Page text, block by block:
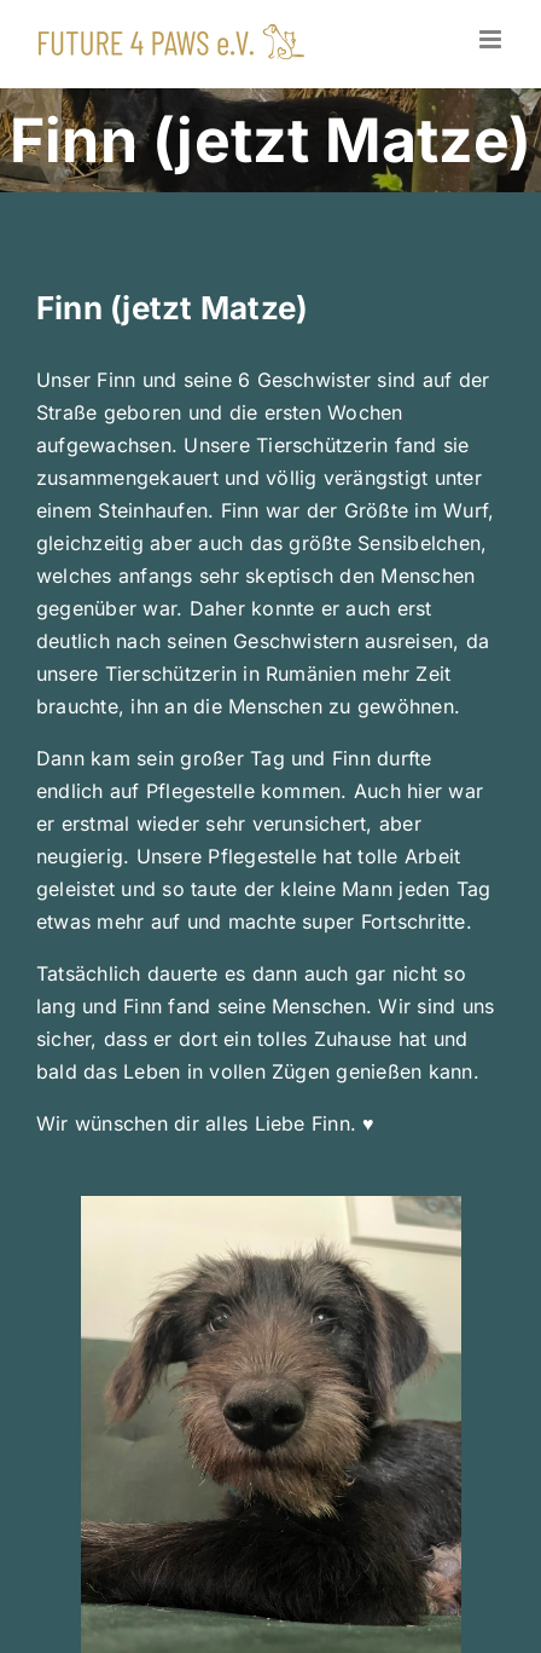
Inhalt
Finn (jetzt Matze)
Finn (jetzt Matze)
Unser Finn und seine 6 Geschwister sind auf der
Straße geboren und die ersten Wochen
aufgewachsen. Unsere Tierschützerin fand sie
zusammengekauert und völlig verängstigt unter
einem Steinhaufen. Finn war der Größte im Wurf,
gleichzeitig aber auch das größte Sensibelchen,
welches anfangs sehr skeptisch den Menschen
gegenüber war. Daher konnte er auch erst
deutlich nach seinen Geschwistern ausreisen, da
unsere Tierschützerin in Rumänien mehr Zeit
brauchte, ihn an die Menschen zu gewöhnen.
Dann kam sein großer Tag und Finn durfte
endlich auf Pflegestelle kommen. Auch hier war
er erstmal wieder sehr verunsichert, aber
neugierig. Unsere Pflegestelle hat tolle Arbeit
geleistet und so taute der kleine Mann jeden Tag
etwas mehr auf und machte super Fortschritte.
Tatsächlich dauerte es dann auch gar nicht so
lang und Finn fand seine Menschen. Wir sind uns
sicher, dass er dort ein tolles Zuhause hat und
bald das Leben in vollen Zügen genießen kann.
Wir wünschen dir alles Liebe Finn. ♥